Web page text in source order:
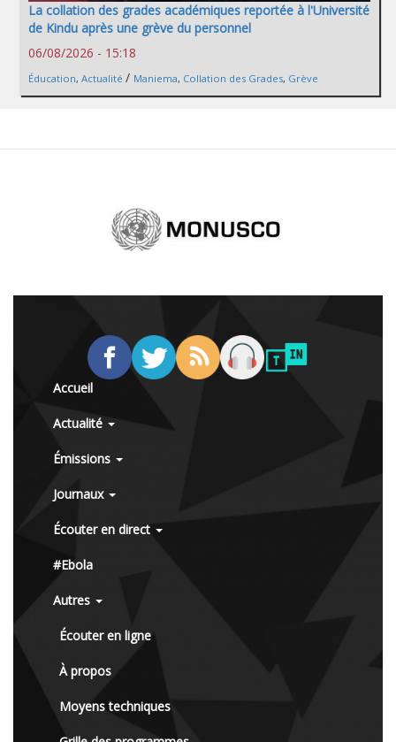
La collation des grades académiques reportée à l'Université
de Kindu après une grève du personnel
06/08/2026 - 15:18
Éducation, Actualité / Maniema, Collation des Grades, Grève
Accueil
Actualité
Émissions
Journaux
Écouter en direct
#Ebola
Autres
Écouter en ligne
À propos
Moyens techniques